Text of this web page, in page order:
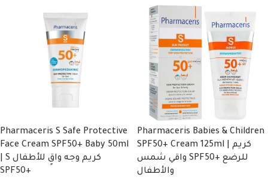
Pharmaceris S Safe Protective
Face Cream SPF50+ Baby 50ml
| S كريم وجه واقٍ للأطفال
SPF50+
Pharmaceris Babies & Children
SPF50+ Cream 125ml | كريم
واقي شمس SPF50+ للرضع
والأطفال